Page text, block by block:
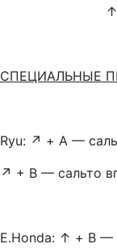
↑
СПЕЦИАЛЬНЫЕ
Ryu: ↗ + А —
↗ + В — сальто
E.Honda: ↑ + В —